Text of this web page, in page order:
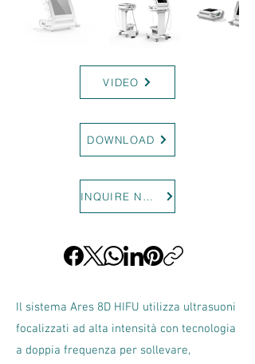
VIDEO
DOWNLOAD
INQUIRE NOW
Il sistema Ares 8D HIFU utilizza ultrasuoni
focalizzati ad alta intensità con tecnologia
a doppia frequenza per sollevare,